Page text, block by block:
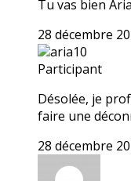
Tu vas bien
28 décembre
aria10
Participant
Désolée, je
faire une
28 décembre